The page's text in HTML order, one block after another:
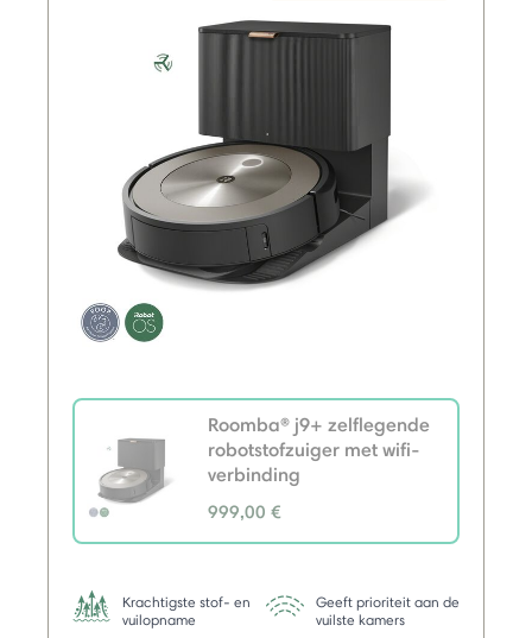
Roomba® j9+ zelflegende
robotstofzuiger met wifi-
verbinding
999,00 €
selected
Krachtigste stof- en
vuilopname
Geeft prioriteit aan de
vuilste kamers